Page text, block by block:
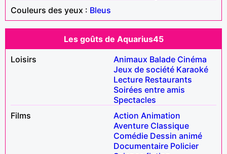
Couleurs des yeux : Bleus
Les goûts de Aquarius45
Loisirs
Animaux Balade Cinéma
Jeux de société Karaoké
Lecture Restaurants
Soirées entre amis
Spectacles
Films
Action Animation
Aventure Classique
Comédie Dessin animé
Documentaire Policier